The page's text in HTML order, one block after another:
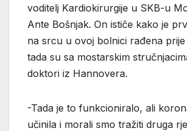
voditelj Kardiokirurgije u SKB-u
Ante Bošnjak. On ističe kako je
na srcu u ovoj bolnici rađena
tada su sa mostarskim
doktori iz Hannovera.
-Tada je to funkcioniralo, ali
učinila i morali smo tražiti druga